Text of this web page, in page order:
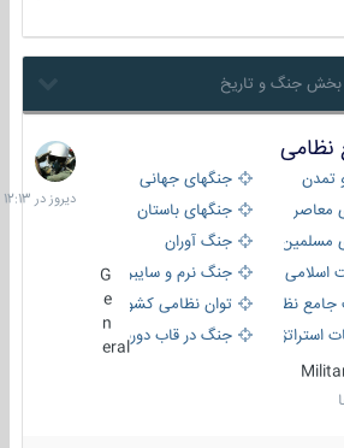
جنگهای جهانی
جنگهای باستان
جنگ آوران
جنگ نرم و سایبری
نظامی
توان نظامی کشورها
جنگ در قاب دوربین
eral
دیروز
در
12:13